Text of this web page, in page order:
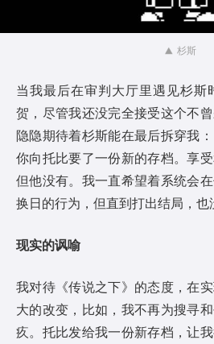
杉斯
当我最后在审判大厅里遇见杉斯
贺，尽管我还没完全接受这个不
隐隐期待着杉斯能在最后拆穿我
你向托比要了一份新的存档。享
但他没有。我一直希望着系统会
换日的行为，但直到打出结局，也
现实的讽喻
我对待《传说之下》的态度，在
大的改变，比如，我不再为搜寻
疚。托比发给我一份新存档，让